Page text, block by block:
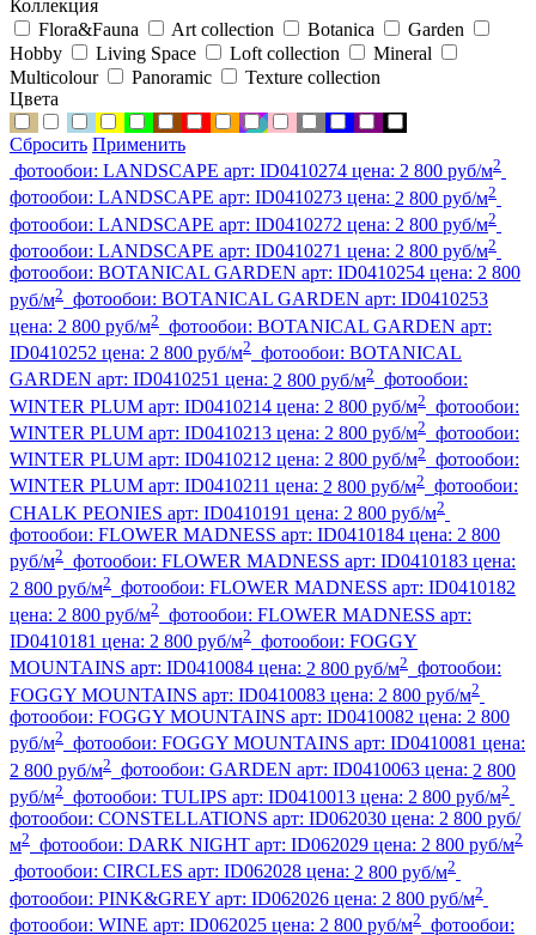
Коллекция
Flora&Fauna
Art collection Botanica
Garden
Hobby
Living Space Loft collection
Mineral
Multicolour
Panoramic
Texture collection
Цвета
Сбросить Применить
фотообои: LANDSCAPE арт: ID0410274 цена: 2 800 руб/м2
фотообои: LANDSCAPE арт: ID0410273 цена: 2 800 руб/м2
фотообои: LANDSCAPE арт: ID0410272 цена: 2 800 руб/м2
фотообои: LANDSCAPE арт: ID0410271 цена: 2 800 руб/м2
фотообои: BOTANICAL GARDEN арт: ID0410254 цена: 2 800
руб/м2 фотообои: BOTANICAL GARDEN арт: ID0410253
цена: 2 800 руб/м2 фотообои: BOTANICAL GARDEN арт:
ID0410252 цена: 2 800 руб/м2 фотообои: BOTANICAL
GARDEN арт: ID0410251 цена: 2 800 руб/м2 фотообои:
WINTER PLUM арт: ID0410214 цена: 2 800 руб/м2 фотообои:
WINTER PLUM арт: ID0410213 цена: 2 800 руб/м2 фотообои:
WINTER PLUM арт: ID0410212 цена: 2 800 руб/м2 фотообои:
WINTER PLUM арт: ID0410211 цена: 2 800 руб/м2 фотообои:
CHALK PEONIES арт: ID0410191 цена: 2 800 руб/м2
фотообои: FLOWER MADNESS арт: ID0410184 цена: 2 800
руб/м2 фотообои: FLOWER MADNESS арт: ID0410183 цена:
2 800 руб/м2 фотообои: FLOWER MADNESS арт: ID0410182
цена: 2 800 руб/м2 фотообои: FLOWER MADNESS арт:
ID0410181 цена: 2 800 руб/м2 фотообои: FOGGY
MOUNTAINS арт: ID0410084 цена: 2 800 руб/м2 фотообои:
FOGGY MOUNTAINS арт: ID0410083 цена: 2 800 руб/м2
фотообои: FOGGY MOUNTAINS арт: ID0410082 цена: 2 800
руб/м2 фотообои: FOGGY MOUNTAINS арт: ID0410081 цена:
2 800 руб/м2 фотообои: GARDEN арт: ID0410063 цена: 2 800
руб/м2 фотообои: TULIPS арт: ID0410013 цена: 2 800 руб/м2
фотообои: CONSTELLATIONS арт: ID062030 цена: 2 800 руб/
м2 фотообои: DARK NIGHT арт: ID062029 цена: 2 800 руб/м2
фотообои: CIRCLES арт: ID062028 цена: 2 800 руб/м2
фотообои: PINK&GREY арт: ID062026 цена: 2 800 руб/м2
фотообои: WINE арт: ID062025 цена: 2 800 руб/м2 фотообои: